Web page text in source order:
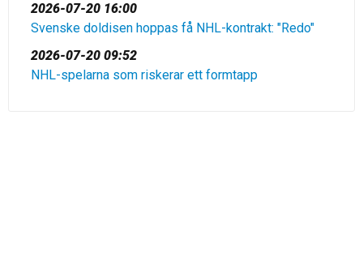
2026-07-20 16:00
Svenske doldisen hoppas få NHL-kontrakt: "Redo"
2026-07-20 09:52
NHL-spelarna som riskerar ett formtapp